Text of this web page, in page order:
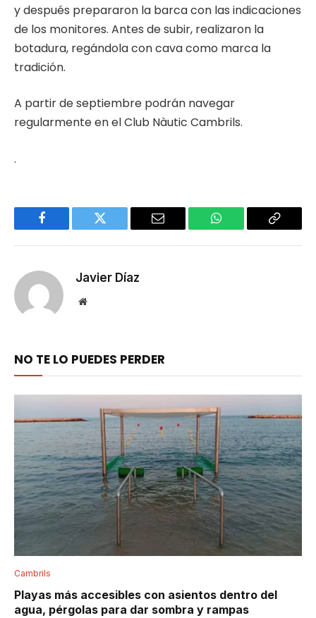
y después prepararon la barca con las indicaciones
de los monitores. Antes de subir, realizaron la
botadura, regándola con cava como marca la
tradición.
A partir de septiembre podrán navegar
regularmente en el Club Nàutic Cambrils.
.
Facebook Twitter Email WhatsApp Copy
Javier Díaz
Website
NO TE LO PUEDES PERDER
Cambrils
Playas más accesibles con asientos dentro del
agua, pérgolas para dar sombra y rampas